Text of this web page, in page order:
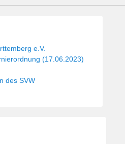
e.V.
(17.06.2023)
des SVW